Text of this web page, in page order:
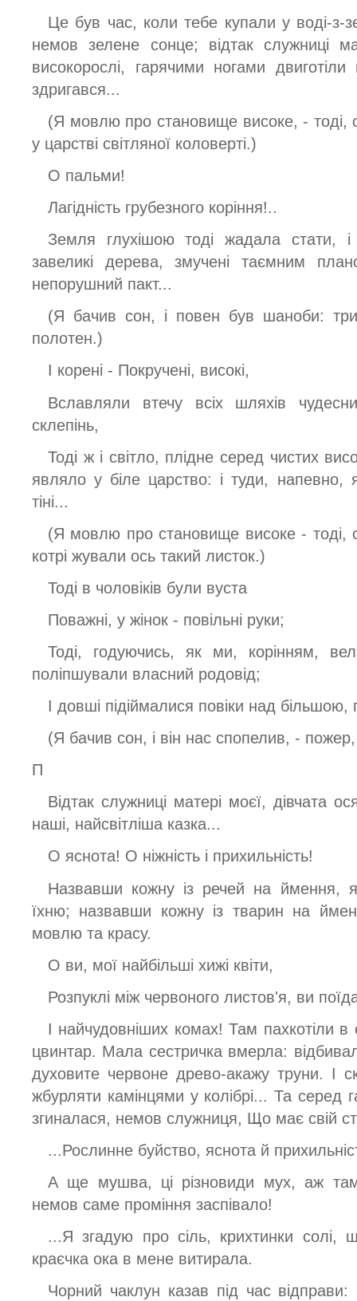
Це був час, коли тебе купали у воді-з-
немов зелене сонце; відтак служниці
високорослі, гарячими ногами
здригався...
(Я мовлю про становище високе, - тоді,
у царстві світляної коловерті.)
О пальми!
Лагідність грубезного коріння!..
Земля глухішою тоді жадала
завеликі дерева, змучені таємним
непорушний пакт...
(Я бачив сон, і повен був шаноби:
полотен.)
І корені - Покручені, високі,
Вславляли втечу всіх шляхів
склепінь,
Тоді ж і світло, плідне серед чистих
являло у біле царство: і туди,
тіні...
(Я мовлю про становище високе - тоді,
котрі жували ось такий листок.)
Тоді в чоловіків були вуста
Поважні, у жінок - повільні руки;
Тоді, годуючись, як ми, корінням,
поліпшували власний родовід;
І довші підіймалися повіки над
(Я бачив сон, і він нас спопелив, -
П
Відтак служниці матері моєї, дівчата
наші, найсвітліша казка...
О яснота! О ніжність і прихильність!
Назвавши кожну із речей на ймення, я
їхню; назвавши кожну із тварин на
мовлю та красу.
О ви, мої найбільші хижі квіти,
Розпуклі між червоного листов'я, ви
І найчудовніших комах! Там пахкотіли
цвинтар. Мала сестричка вмерла:
духовите червоне древо-акажу труни. І
жбурляти камінцями у колібрі... Та серед
згиналася, немов служниця, Що має свій
...Рослинне буйство, яснота й
А ще мушва, ці різновиди мух, аж
немов саме проміння заспівало!
...Я згадую про сіль, крихтинки солі,
краєчка ока в мене витирала.
Чорний чаклун казав під час